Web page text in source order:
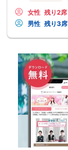
女性 残り2席
男性 残り3席